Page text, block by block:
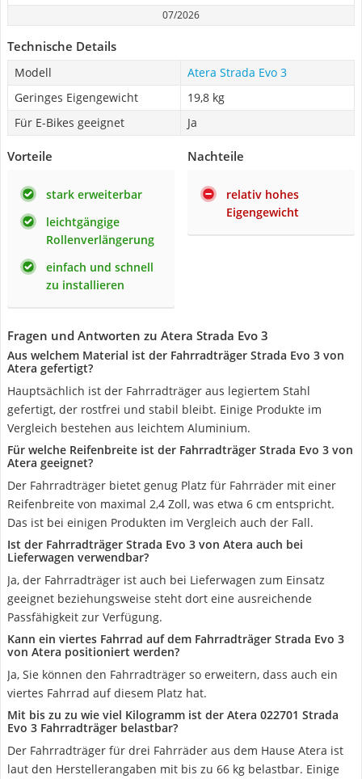
07/2026
Technische Details
Modell
Atera Strada Evo 3
Geringes Eigengewicht
19,8 kg
Für E-Bikes geeignet
Ja
Vorteile
stark erweiterbar
leichtgängige
Rollenverlängerung
einfach und schnell
zu installieren
Nachteile
relativ hohes
Eigengewicht
Fragen und Antworten zu Atera Strada Evo 3
Aus welchem Material ist der Fahrradträger Strada Evo 3 von
Atera gefertigt?
Hauptsächlich ist der Fahrradträger aus legiertem Stahl
gefertigt, der rostfrei und stabil bleibt. Einige Produkte im
Vergleich bestehen aus leichtem Aluminium.
Für welche Reifenbreite ist der Fahrradträger Strada Evo 3 von
Atera geeignet?
Der Fahrradträger bietet genug Platz für Fahrräder mit einer
Reifenbreite von maximal 2,4 Zoll, was etwa 6 cm entspricht.
Das ist bei einigen Produkten im Vergleich auch der Fall.
Ist der Fahrradträger Strada Evo 3 von Atera auch bei
Lieferwagen verwendbar?
Ja, der Fahrradträger ist auch bei Lieferwagen zum Einsatz
geeignet beziehungsweise steht dort eine ausreichende
Passfähigkeit zur Verfügung.
Kann ein viertes Fahrrad auf dem Fahrradträger Strada Evo 3
von Atera positioniert werden?
Ja, Sie können den Fahrradträger so erweitern, dass auch ein
viertes Fahrrad auf diesem Platz hat.
Mit bis zu zu wie viel Kilogramm ist der Atera 022701 Strada
Evo 3 Fahrradträger belastbar?
Der Fahrradträger für drei Fahrräder aus dem Hause Atera ist
laut den Herstellerangaben mit bis zu 66 kg belastbar. Einige